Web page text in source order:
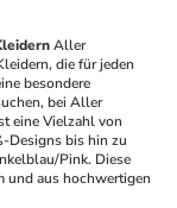
Aller
die für jeden
besondere
bei Aller
eine Vielzahl von
Designs bis hin zu
Pink. Diese
und aus hochwertigen